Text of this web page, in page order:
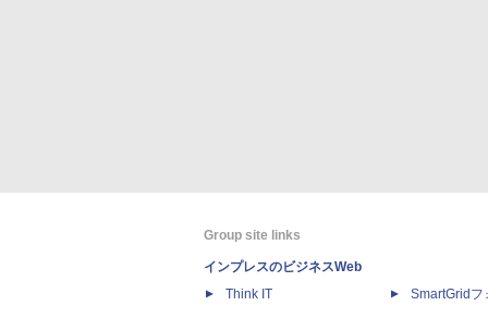
Group site links
インプレスのビジネスWeb
Think IT
SmartGridフ